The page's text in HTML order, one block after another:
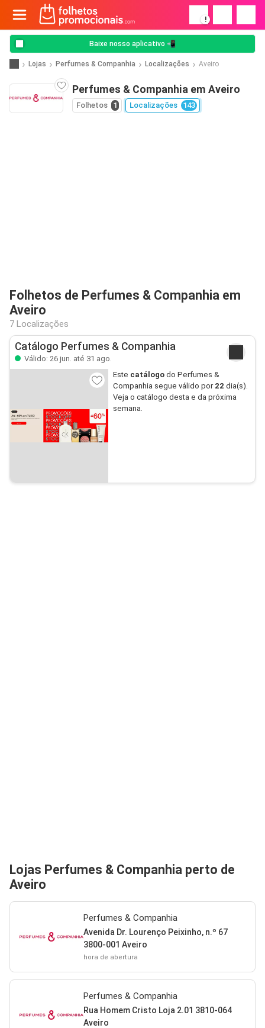
!
Baixe nosso aplicativo 📲
Lojas Perfumes & Companhia Localizações Aveiro
Perfumes & Companhia em Aveiro
Folhetos 1 Localizações 143
Folhetos de Perfumes & Companhia em
Aveiro
7 Localizações
Catálogo Perfumes & Companhia
Válido: 26 jun. até 31 ago.
Este catálogodo Perfumes &
Companhia segue válido por 22 dia(s).
Veja o catálogo desta e da próxima
semana.
Lojas Perfumes & Companhia perto de
Aveiro
Perfumes & Companhia
Avenida Dr. Lourenço Peixinho, n.º 67
3800-001 Aveiro
hora de abertura
Perfumes & Companhia
Rua Homem Cristo Loja 2.01 3810-064
Aveiro